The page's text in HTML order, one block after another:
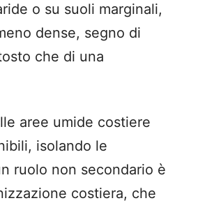
o su suoli marginali,
dense, segno di
che di una
aree umide costiere
isolando le
ruolo non secondario è
costiera, che